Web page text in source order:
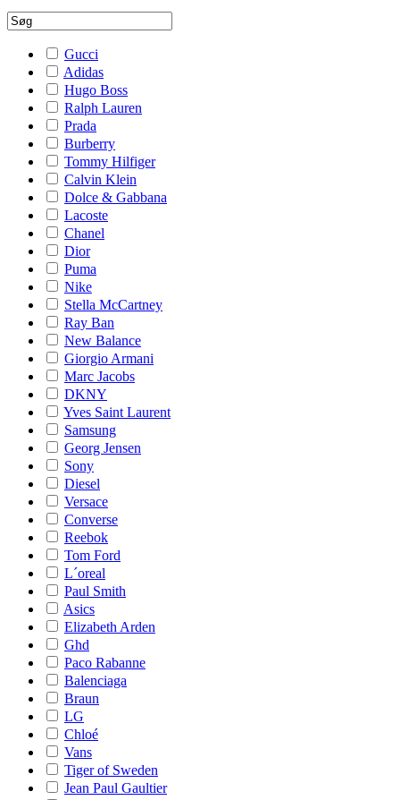
Gucci
Adidas
Hugo Boss
Ralph Lauren
Prada
Burberry
Tommy Hilfiger
Calvin Klein
Dolce & Gabbana
Lacoste
Chanel
Dior
Puma
Nike
Stella McCartney
Ray Ban
New Balance
Giorgio Armani
Marc Jacobs
DKNY
Yves Saint Laurent
Samsung
Georg Jensen
Sony
Diesel
Versace
Converse
Reebok
Tom Ford
L´oreal
Paul Smith
Asics
Elizabeth Arden
Ghd
Paco Rabanne
Balenciaga
Braun
LG
Chloé
Vans
Tiger of Sweden
Jean Paul Gaultier